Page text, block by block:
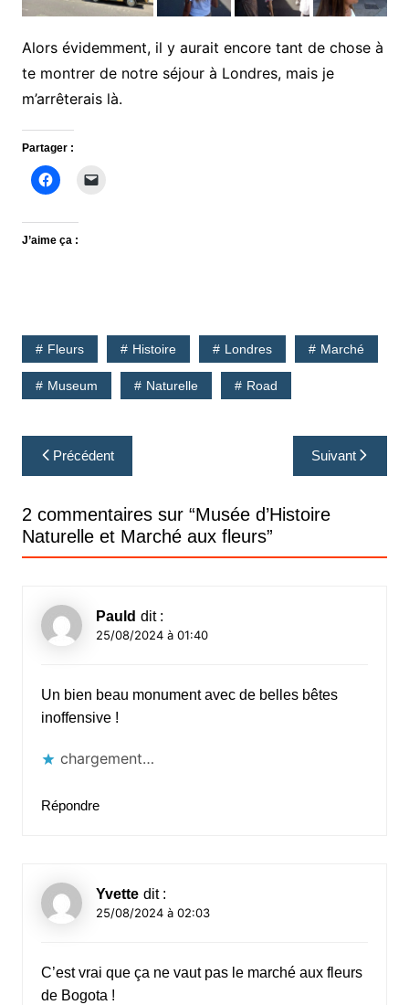
Alors évidemment, il y aurait encore tant de chose à
te montrer de notre séjour à Londres, mais je
m’arrêterais là.
Partager :
J’aime ça :
Fleurs Histoire Londres Marché
Museum Naturelle Road
Navigation
de
l’article
Précédent Suivant
2 commentaires sur “Musée d’Histoire
Naturelle et Marché aux fleurs”
Pauld dit :
25/08/2024 à 01:40
Un bien beau monument avec de belles bêtes
inoffensive !
chargement…
Répondre
Yvette dit :
25/08/2024 à 02:03
C’est vrai que ça ne vaut pas le marché aux fleurs
de Bogota !